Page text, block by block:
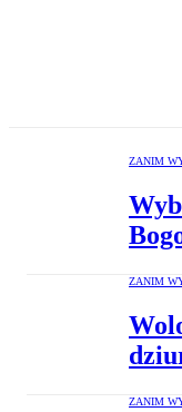
ZANIM
ZANIM
ZANIM